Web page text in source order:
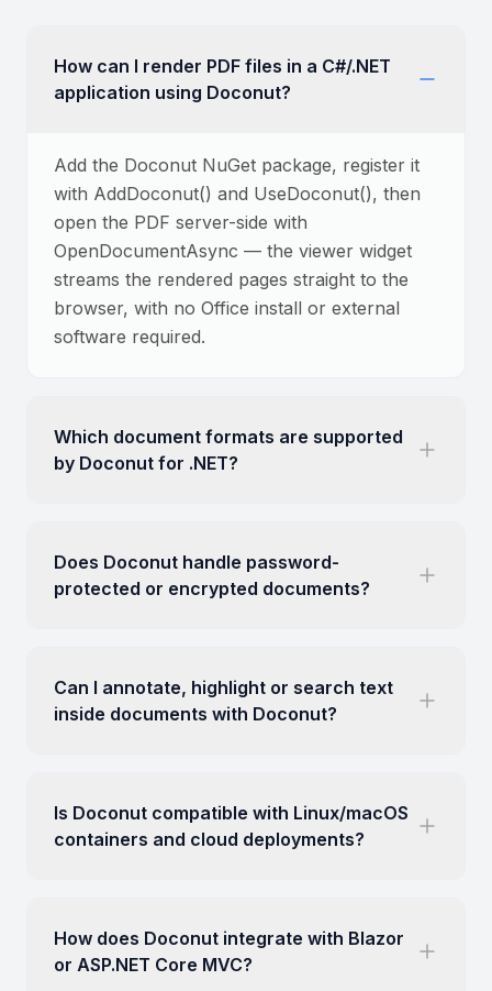
How can I render PDF files in a C#/.NET
application using Doconut?
Add the Doconut NuGet package, register it
with AddDoconut() and UseDoconut(), then
open the PDF server-side with
OpenDocumentAsync — the viewer widget
streams the rendered pages straight to the
browser, with no Office install or external
software required.
Which document formats are supported
by Doconut for .NET?
Does Doconut handle password-
protected or encrypted documents?
Can I annotate, highlight or search text
inside documents with Doconut?
Is Doconut compatible with Linux/macOS
containers and cloud deployments?
How does Doconut integrate with Blazor
or ASP.NET Core MVC?